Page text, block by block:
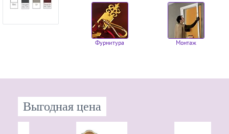
Фурнитура Монтаж
Выгодная цена